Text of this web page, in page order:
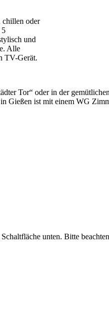
chillen oder
5
und
Alle
TV-Gerät.
Tor“ oder in der
Gießen ist mit einem WG
unten. Bitte